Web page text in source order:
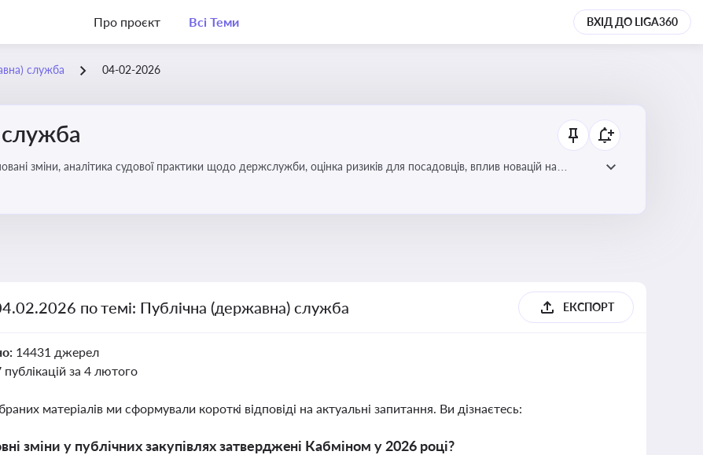
Про проєкт Всі Теми ВХІД ДО LIGA360
служба 04-02-2026
зміни, аналітика судової практики щодо держслужби, оцінка ризиків для посадовців, вплив новацій на
відносини в органах влади, дотримання етичних стандартів
по темі: Публічна (державна) служба ЕКСПОРТ
14431 джерел
публікацій за 4 лютого
матеріалів ми сформували короткі відповіді на актуальні запитання. Ви дізнаєтесь:
зміни у публічних закупівлях затверджені Кабміном у 2026 році?